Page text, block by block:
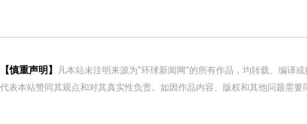
【慎重声明】
凡本站未注明来源为"环球新闻网"的所有作品，均转载、编译
代表本站赞同其观点和对其真实性负责。如因作品内容、版权和其他问题需